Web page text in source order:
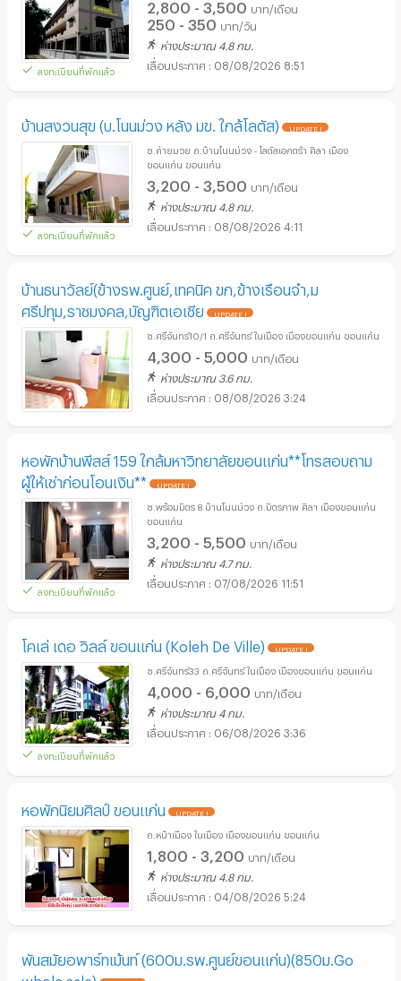
ลงทะเบียนที่พักแล้ว
2,800 - 3,500 บาท/เดือน
250 - 350 บาท/วัน
ห่างประมาณ 4.8 กม.
08/08/2026 8:51
บ้านสงวนสุข (บ.โนนม่วง หลัง มข. ใกล้โลตัส) UPDATE !
ลงทะเบียนที่พักแล้ว
ซ.ค่ายมวย ถ.บ้านโนนม่วง - โลตัสเอกตร้า ศิลา เมือง
ขอนแก่น ขอนแก่น
3,200 - 3,500 บาท/เดือน
ห่างประมาณ 4.8 กม.
08/08/2026 4:11
บ้านธนาวัลย์(ข้างรพ.ศูนย์,เทคนิค ขก,ข้างเรือนจำ,ม
ศรีปทุม,ราชมงคล,บัญฑิตเอเชีย
UPDATE !
ซ.ศรีจันทร์10/1 ถ.ศรีจันทร์ ในเมือง เมืองขอนแก่น ขอนแก่น
4,300 - 5,000 บาท/เดือน
ห่างประมาณ 3.6 กม.
08/08/2026 3:24
หอพักบ้านพีสส์ 159 ใกล้มหาวิทยาลัยขอนแก่น**โทรสอบถาม
ผู้ให้เช่าก่อนโอนเงิน**
UPDATE !
ลงทะเบียนที่พักแล้ว
ซ.พร้อมมิตร 8 บ้านโนนม่วง ถ.มิตรภาพ ศิลา เมืองขอนแก่น
ขอนแก่น
3,200 - 5,500 บาท/เดือน
ห่างประมาณ 4.7 กม.
07/08/2026 11:51
โคเล่ เดอ วิลล์ ขอนแก่น (Koleh De Ville) UPDATE !
ลงทะเบียนที่พักแล้ว
ซ.ศรีจันทร์33 ถ.ศรีจันทร์ ในเมือง เมืองขอนแก่น ขอนแก่น
4,000 - 6,000 บาท/เดือน
ห่างประมาณ 4 กม.
06/08/2026 3:36
หอพักนิยมศิลป์ ขอนแก่น UPDATE !
ถ.หน้าเมือง ในเมือง เมืองขอนแก่น ขอนแก่น
1,800 - 3,200 บาท/เดือน
ห่างประมาณ 4.8 กม.
04/08/2026 5:24
พันสมัยอพาร์ทเม้นท์ (600ม.รพ.ศูนย์ขอนแก่น)(850ม.Go